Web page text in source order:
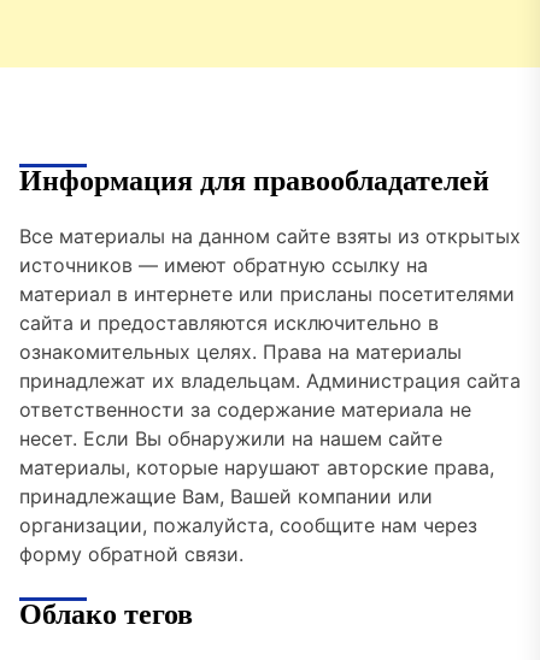
Информация для правообладателей
Все материалы на данном сайте взяты из открытых
источников — имеют обратную ссылку на
материал в интернете или присланы посетителями
сайта и предоставляются исключительно в
ознакомительных целях. Права на материалы
принадлежат их владельцам. Администрация сайта
ответственности за содержание материала не
несет. Если Вы обнаружили на нашем сайте
материалы, которые нарушают авторские права,
принадлежащие Вам, Вашей компании или
организации, пожалуйста, сообщите нам через
форму обратной связи.
Облако тегов